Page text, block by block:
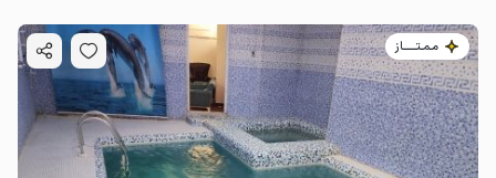
مـمـتــــــاز